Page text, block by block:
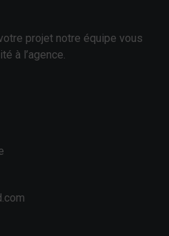
projet notre équipe vous
à l’agence.